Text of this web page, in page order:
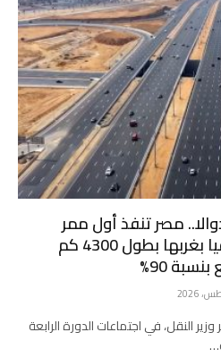
مصر تنفذ أول ممر
لوجستي لربط شرق أفريقيا بغربها بطول 4300 كم
90%
النقل، في اجتماعات الدورة الرابعة